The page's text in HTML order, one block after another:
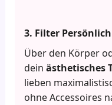
3. Filter
Über den Körper
deinästhetisches
lieben
ohne Accessoires